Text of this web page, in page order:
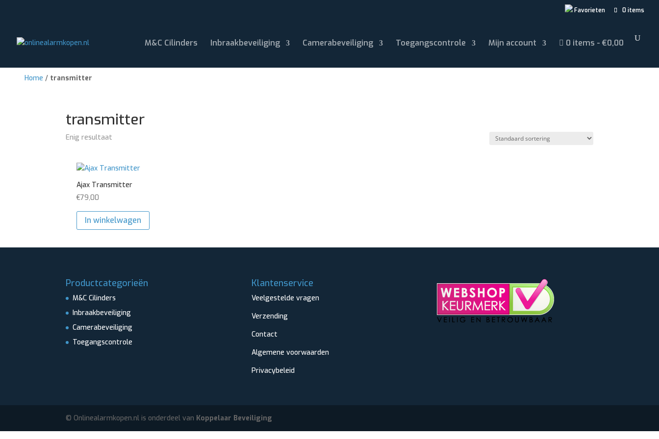
Favorieten 0 items
M&C Cilinders Inbraakbeveiliging Camerabeveiliging Toegangscontrole Mijn account 0 items €0,00
Home / transmitter
transmitter
Enig resultaat
Ajax Transmitter
€79,00
In winkelwagen
Productcategorieën
M&C Cilinders
Inbraakbeveiliging
Camerabeveiliging
Toegangscontrole
Klantenservice
Veelgestelde vragen
Verzending
Contact
Algemene voorwaarden
Privacybeleid
© Onlinealarmkopen.nl is onderdeel van Koppelaar Beveiliging